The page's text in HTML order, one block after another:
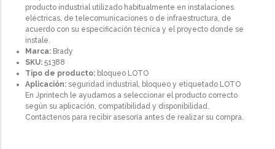
producto industrial utilizado habitualmente en instalaciones
eléctricas, de telecomunicaciones o de infraestructura, de
acuerdo con su especificación técnica y el proyecto donde se
instale.
Marca: Brady
SKU: 51388
Tipo de producto: bloqueo LOTO
Aplicación: seguridad industrial, bloqueo y etiquetado LOTO
En Jprintech le ayudamos a seleccionar el producto correcto
según su aplicación, compatibilidad y disponibilidad.
Contáctenos para recibir asesoría antes de realizar su compra.